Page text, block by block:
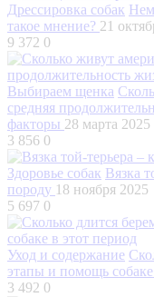
Дрессировка собак
такое мнение? 21
9 372 0
Выбираем щенка
средняя
факторы 28 марта 2025
3 856 0
Здоровье собак Вязка
породу 18 ноября 2025
5 697 0
Уход и содержание
этапы и помощь
3 492 0